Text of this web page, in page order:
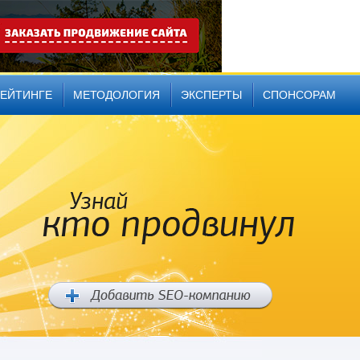
МЕТОДОЛОГИЯ ЭКСПЕРТЫ СПОНСОРАМ